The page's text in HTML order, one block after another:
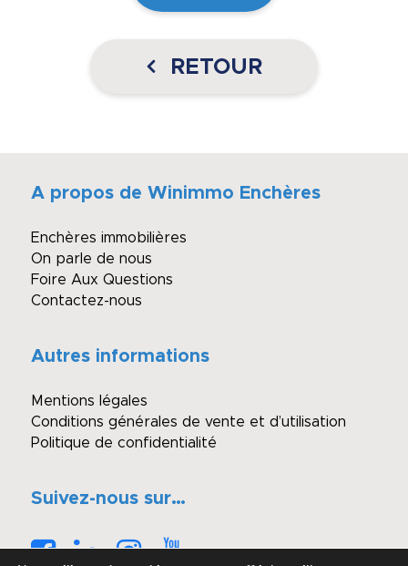
RETOUR
A propos de Winimmo Enchères
Enchères immobilières
On parle de nous
Foire Aux Questions
Contactez-nous
Autres informations
Mentions légales
Conditions générales de vente et d’utilisation
Politique de confidentialité
Suivez-nous sur…